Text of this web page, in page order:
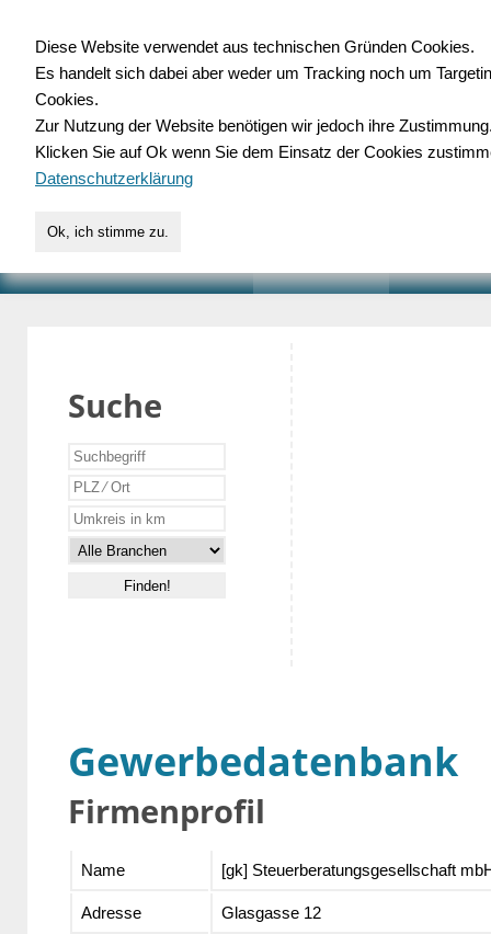
für Handwerk,
Suche
Gewerbedatenbank
Firmenprofil
Name [gk] Steuerberatungsgesellschaft
Adresse Glasgasse 12
Diese Website verwendet aus technischen Gründen Cookies.
Es handelt sich dabei aber weder um Tracking noch um
Cookies.
Zur Nutzung der Website benötigen wir jedoch ihre
Klicken Sie auf Ok wenn Sie dem Einsatz der Cookies
Datenschutzerklärung
Ok, ich stimme zu.